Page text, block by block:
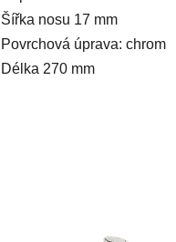
Šířka nosu 17 mm
Povrchová úprava: chrom
Délka 270 mm